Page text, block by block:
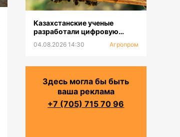
Казахстанские ученые
разработали цифровую
пчел
04.08.2026 14:30 Агропром
Здесь могла бы быть
ваша реклама
+7 (705) 715 70 96